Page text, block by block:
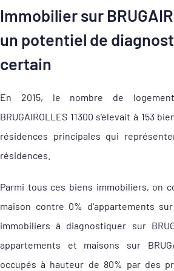
Immobilier sur
un potentiel de
certain
En 2015, le nombre de
BRUGAIROLLES 11300 s'élevait à 153
résidences principales qui
résidences.
Parmi tous ces biens immobiliers, on
maison contre 0% d'appartements
immobiliers à diagnostiquer sur
appartements et maisons sur
occupés à hauteur de 80% par des